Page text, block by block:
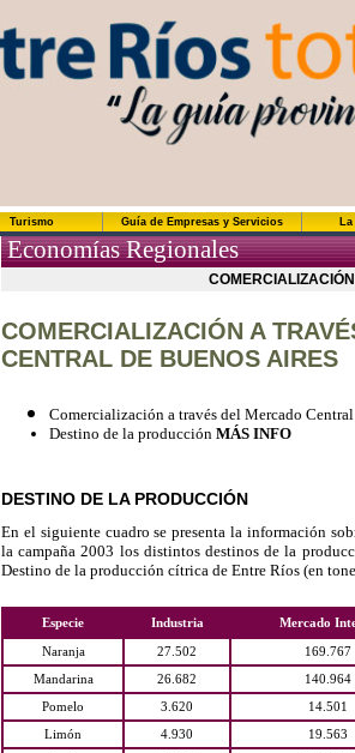
Turismo Guía de Empresas y Servicios
Economías Regionales
COMERCIALIZACIÓN A
CENTRAL DE BUENOS AIRES
Comercialización a través del Mercado
Destino de la producción MÁS INFO
DESTINO DE LA PRODUCCIÓN
En el siguiente cuadro se presenta la información
la campaña 2003 los distintos destinos de la
Destino de la producción cítrica de Entre Ríos (en
Especie Industria
Mercado
Naranja
27.502
169.767
Mandarina
26.682
140.964
Pomelo
3.620
14.501
Limón
4.930
19.563